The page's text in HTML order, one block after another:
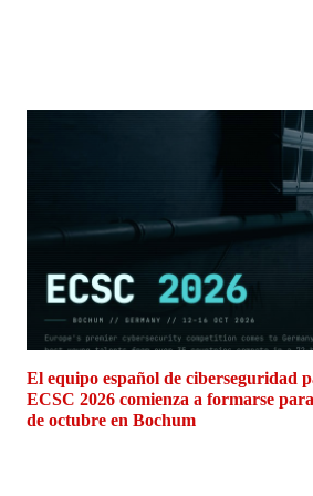
El equipo español de ciberseguridad
ECSC 2026 comienza a formarse
de octubre en Bochum